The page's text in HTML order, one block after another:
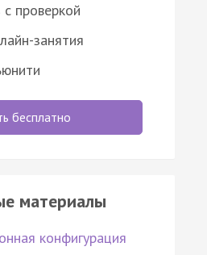
проверкой
занятия
бесплатно
материалы
конфигурация